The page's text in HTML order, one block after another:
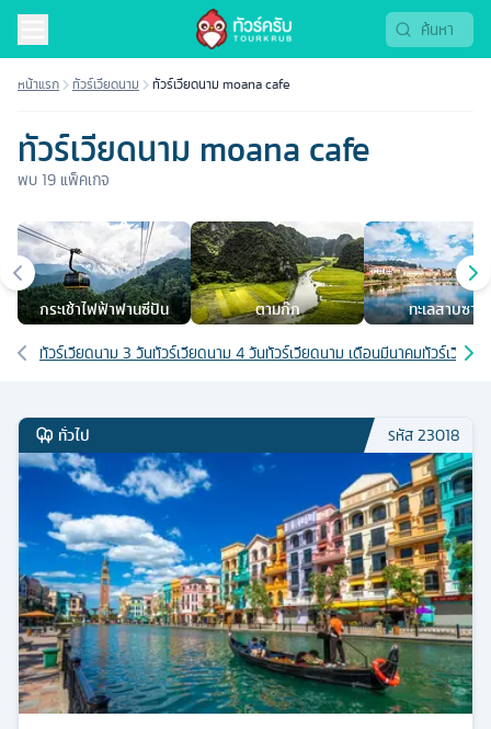
หน้าแรก ทัวร์เวียดนาม ทัวร์เวียดนาม moana cafe
ทัวร์เวียดนาม moana cafe
พบ19 แพ็คเกจ
เมืองยอดนิยม
กระเช้าไฟฟ้าฟานซีปัน ตามก๊ก ทะเลสาบซาป
เส้นทางที่เกี่ยวข้อง
ทัวร์เวียดนาม 3 วันทัวร์เวียดนาม 4 วันทัวร์เวียดนาม เดือนมีนาคมทัวร์เวียด
ทั่วไป รหัส23018